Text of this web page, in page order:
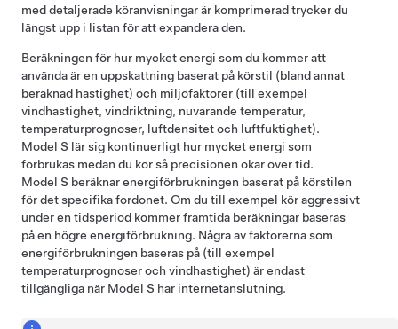
med detaljerade köranvisningar är komprimerad trycker du
längst upp i listan för att expandera den.
Beräkningen för hur mycket energi som du kommer att
använda är en uppskattning baserat på körstil (bland annat
beräknad hastighet) och miljöfaktorer (till exempel
vindhastighet, vindriktning, nuvarande temperatur,
temperaturprognoser, luftdensitet och luftfuktighet).
Model S lär sig kontinuerligt hur mycket energi som
förbrukas medan du kör så precisionen ökar över tid.
Model S beräknar energiförbrukningen baserat på körstilen
för det specifika fordonet. Om du till exempel kör aggressivt
under en tidsperiod kommer framtida beräkningar baseras
på en högre energiförbrukning. Några av faktorerna som
energiförbrukningen baseras på (till exempel
temperaturprognoser och vindhastighet) är endast
tillgängliga när Model S har internetanslutning.